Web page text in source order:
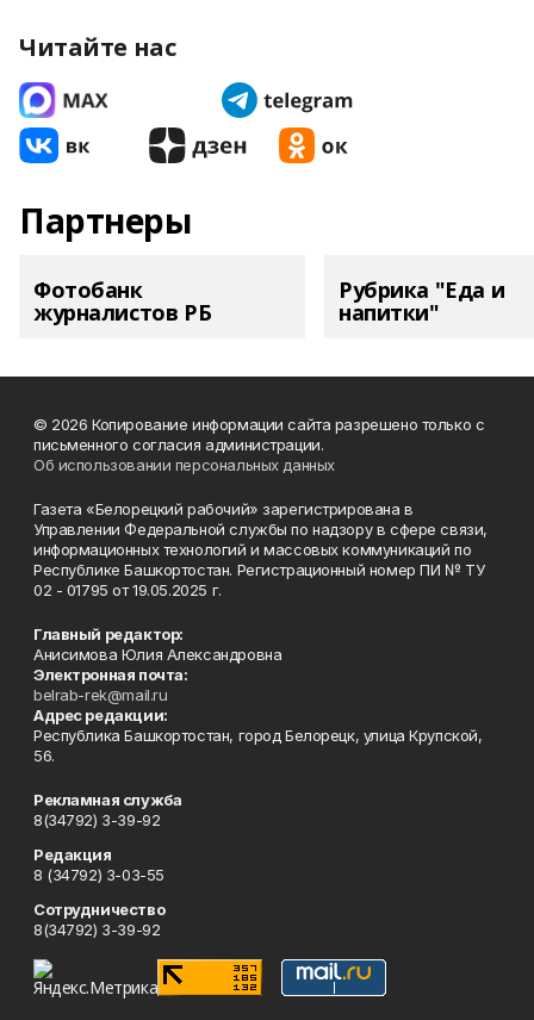
Читайте нас
Партнеры
Фотобанк
журналистов РБ
Рубрика "Еда и
напитки"
© 2026 Копирование информации сайта разрешено только с
письменного согласия администрации.
Об использовании персональных данных
Газета «Белорецкий рабочий» зарегистрирована в
Управлении Федеральной службы по надзору в сфере связи,
информационных технологий и массовых коммуникаций по
Республике Башкортостан. Регистрационный номер ПИ № ТУ
02 - 01795 от 19.05.2025 г.
Главный редактор:
Анисимова Юлия Александровна
Электронная почта:
belrab-rek@mail.ru
Адрес редакции:
Республика Башкортостан, город Белорецк, улица Крупской,
56.
Рекламная служба
8(34792) 3-39-92
Редакция
8 (34792) 3-03-55
Сотрудничество
8(34792) 3-39-92